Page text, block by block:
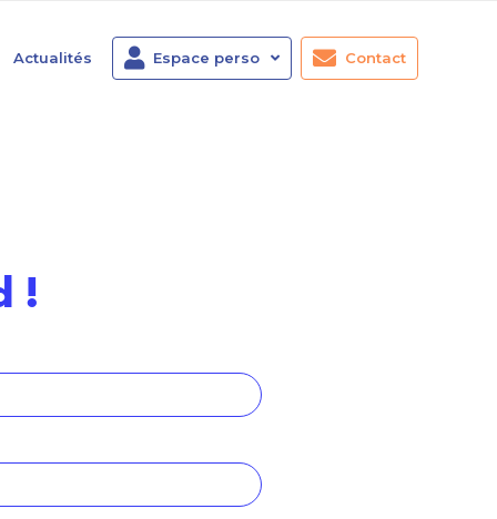
Actualités Espace perso Contact
!